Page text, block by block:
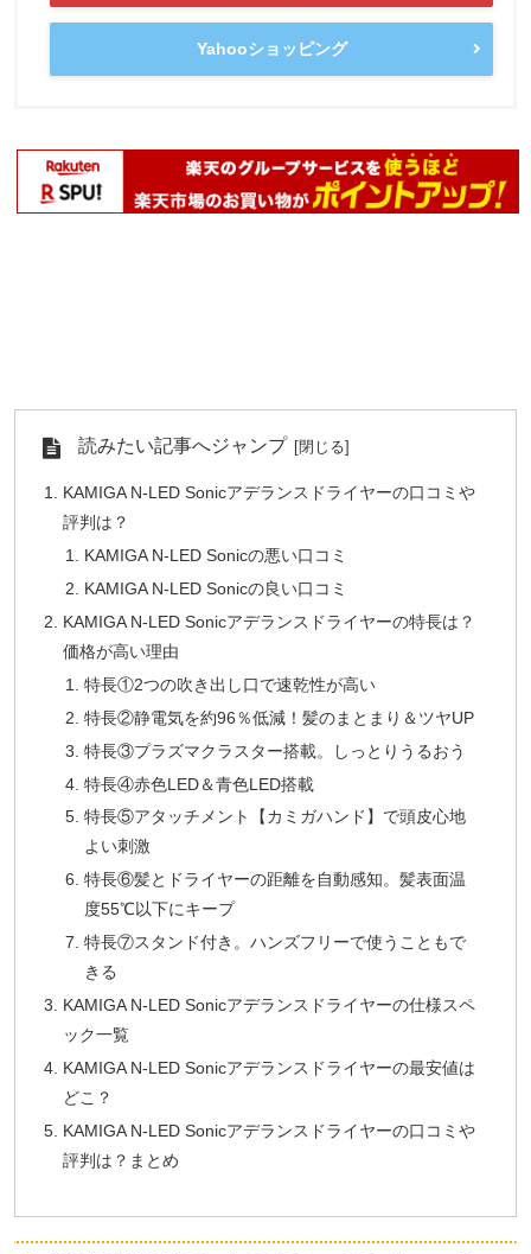
Yahooショッピング
読みたい記事へジャンプ
KAMIGA N-LED Sonicアデランスドライヤーの口コミや
評判は？
KAMIGA N-LED Sonicの悪い口コミ
KAMIGA N-LED Sonicの良い口コミ
KAMIGA N-LED Sonicアデランスドライヤーの特長は？
価格が高い理由
特長①2つの吹き出し口で速乾性が高い
特長②静電気を約96％低減！髪のまとまり＆ツヤUP
特長③プラズマクラスター搭載。しっとりうるおう
特長④赤色LED＆青色LED搭載
特長⑤アタッチメント【カミガハンド】で頭皮心地
よい刺激
特長⑥髪とドライヤーの距離を自動感知。髪表面温
度55℃以下にキープ
特長⑦スタンド付き。ハンズフリーで使うこともで
きる
KAMIGA N-LED Sonicアデランスドライヤーの仕様スペ
ック一覧
KAMIGA N-LED Sonicアデランスドライヤーの最安値は
どこ？
KAMIGA N-LED Sonicアデランスドライヤーの口コミや
評判は？まとめ